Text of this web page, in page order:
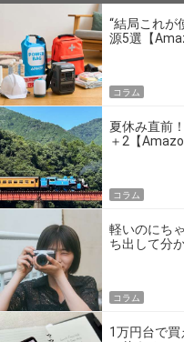
“結局これが
源5選【
コラム
夏休み直前
＋2【
コラム
軽いのにち
ち出して分
コラム
1万円台で買